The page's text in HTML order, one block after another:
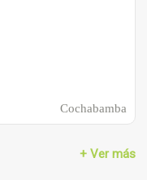
Cochabamba
+ Ver más